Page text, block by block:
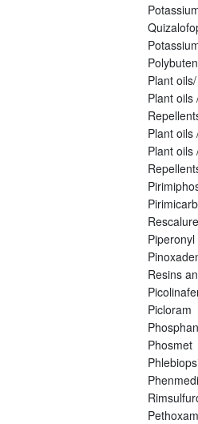
Plant
Plant oils
Plant oils
Plant oils
Pirimicarb
Rescalure
Resins
Picloram
Phosmet